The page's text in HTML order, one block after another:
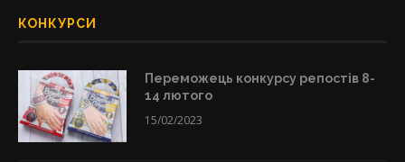
КОНКУРСИ
Переможець конкурсу репостів 8-
14 лютого
15/02/2023